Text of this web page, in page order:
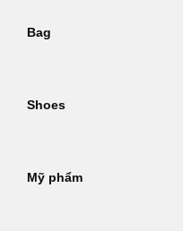
Bag
Shoes
Mỹ phẩm